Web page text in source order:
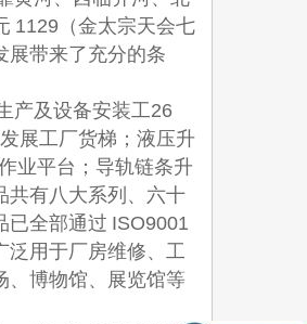
1129（金太宗天会七
展带来了充分的条
产及设备安装工26
展工厂货梯；液压升
业平台；导轨链条升
共有八大系列、六十
已全部通过 ISO9001
泛用于厂房维修、工
、博物馆、展览馆等